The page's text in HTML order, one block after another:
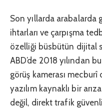
Son yıllarda arabalarda
ihtarları ve çarpışma
özelliği büsbütün dijital
ABD’de 2018 yılından
görüş kamerası
yazılım kaynaklı bir
değil, direkt trafik